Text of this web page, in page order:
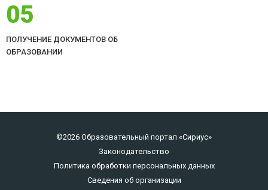
05
ПОЛУЧЕНИЕ ДОКУМЕНТОВ ОБ
ОБРАЗОВАНИИ
©2026 Образовательный портал «Сириус»
Законодательство
Политика обработки персональных данных
Сведения об организации